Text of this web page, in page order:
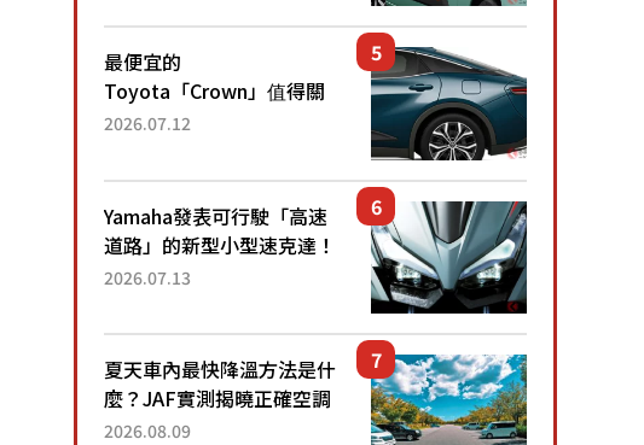
還推出467萬元日圓起的5
人座版...
最便宜的
Toyota「Crown」值得關
注！ 搭載4WD、每公升
眼！ 配備豐富、超越售價
水準，堪稱高CP值代表的
「...
2026.07.12
Yamaha發表可行駛「高速
道路」的新型小型速克達！
搭載能享受超強勁「渦輪
高階「Super Sport」車款
相同的...
2026.07.13
夏天車內最快降溫方法是什
麼？JAF實測揭曉正確空調
使用方式
2026.08.09